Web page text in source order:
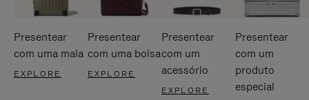
Presentear
com uma mala
EXPLORE
Presentear
com uma bolsa
EXPLORE
Presentear
com um
acessório
EXPLORE
Presentear
com um
produto
especial